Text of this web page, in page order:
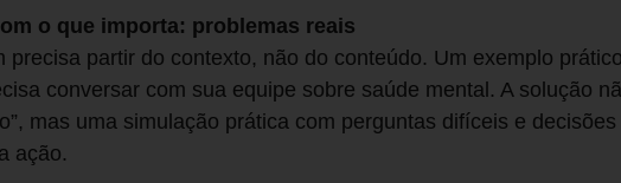
o que importa: problemas reais
precisa partir do contexto, não do conteúdo. Um exemplo
conversar com sua equipe sobre saúde mental. A solução
mas uma simulação prática com perguntas difíceis e
ação.